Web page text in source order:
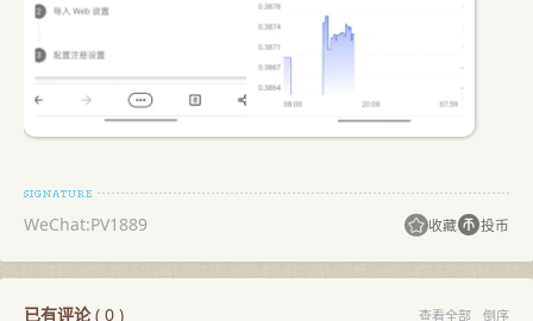
WeChat:PV1889 收藏 投币
已有评论( 0 ) 查看全部 倒序